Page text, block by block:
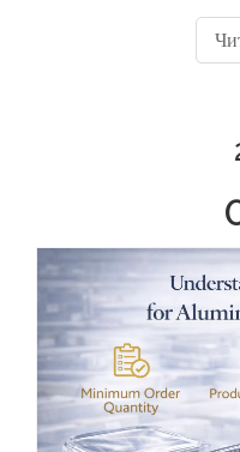
при
проникновению
Давайте